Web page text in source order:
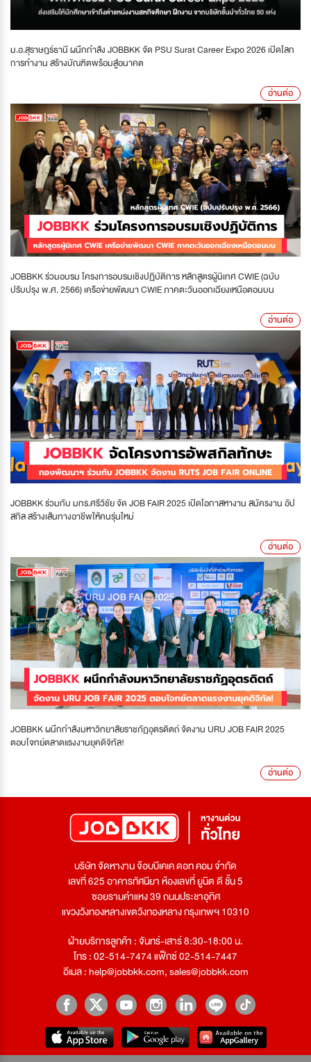
ม.อ.สุราษฎร์ธานี ผนึกกำลัง JOBBKK จัด PSU Surat Career Expo 2026 เปิดโลก
การทำงาน สร้างบัณฑิตพร้อมสู่อนาคต
อ่านต่อ
JOBBKK ร่วมอบรม โครงการอบรมเชิงปฏิบัติการ หลักสูตรผู้นิเทศ CWIE (ฉบับ
ปรับปรุง พ.ศ. 2566) เครือข่ายพัฒนา CWIE ภาคตะวันออกเฉียงเหนือตอนบน
อ่านต่อ
JOBBKK ร่วมกับ มทร.ศรีวิชัย จัด JOB FAIR 2025 เปิดโอกาสหางาน สมัครงาน อัป
สกิล สร้างเส้นทางอาชีพให้คนรุ่นใหม่
อ่านต่อ
JOBBKK ผนึกกำลังมหาวิทยาลัยราชภัฏอุตรดิตถ์ จัดงาน URU JOB FAIR 2025
ตอบโจทย์ตลาดแรงงานยุคดิจิทัล!
อ่านต่อ
บริษัท จัดหางาน จ๊อบบีเคเค ดอท คอม จำกัด
เลขที่ 625 อาคารทัศนียา ห้องเลขที่ ยูนิต ดี ชั้น 5
ซอยรามคำแหง 39 ถนนประชาอุทิศ
แขวงวังทองหลางเขตวังทองหลาง กรุงเทพฯ 10310
ฝ่ายบริการลูกค้า : จันทร์-เสาร์ 8:30-18:00 น.
โทร : 02-514-7474 แฟ็กซ์ 02-514-7447
อีเมล :help@jobbkk.com,sales@jobbkk.com